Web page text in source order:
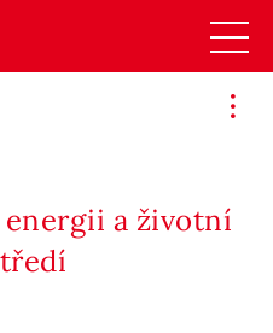
energii a životní